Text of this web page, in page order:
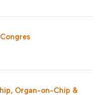
Organ-on-Chip &